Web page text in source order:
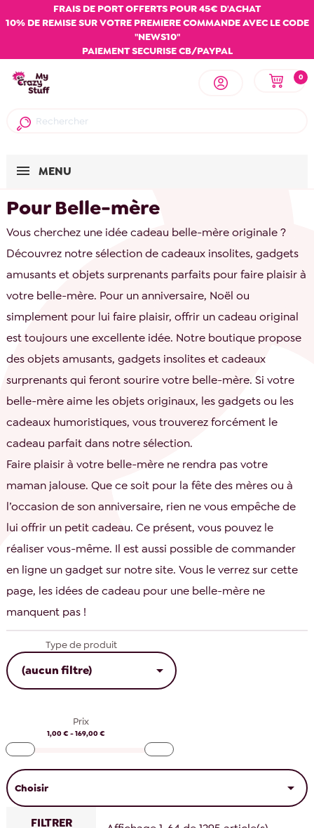
FRAIS DE PORT OFFERTS POUR 45€ D'ACHAT
10% DE REMISE SUR VOTRE PREMIERE COMMANDE AVEC LE CODE
"NEWS10"
PAIEMENT SECURISE CB/PAYPAL
0
MENU
Pour Belle-mère
Vous cherchez une idée cadeau belle-mère originale ?
Découvrez notre sélection de cadeaux insolites, gadgets
amusants et objets surprenants parfaits pour faire plaisir à
votre belle-mère. Pour un anniversaire, Noël ou
simplement pour lui faire plaisir, offrir un cadeau original
est toujours une excellente idée. Notre boutique propose
des objets amusants, gadgets insolites et cadeaux
surprenants qui feront sourire votre belle-mère. Si votre
belle-mère aime les objets originaux, les gadgets ou les
cadeaux humoristiques, vous trouverez forcément le
cadeau parfait dans notre sélection.
Faire plaisir à votre belle-mère ne rendra pas votre
maman jalouse. Que ce soit pour la fête des mères ou à
l’occasion de son anniversaire, rien ne vous empêche de
lui offrir un petit cadeau. Ce présent, vous pouvez le
réaliser vous-même. Il est aussi possible de commander
en ligne un gadget sur notre site. Vous le verrez sur cette
page, les idées de cadeau pour une belle-mère ne
manquent pas !
Type de produit
(aucun filtre) 
Prix
1,00 € - 169,00 €
Choisir 
FILTRER